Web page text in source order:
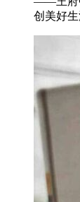
创美好生